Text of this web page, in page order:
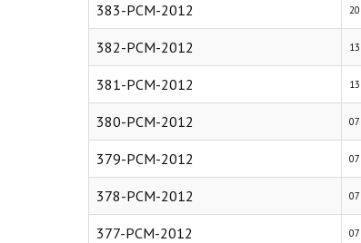
383-PCM-2012
382-PCM-2012
381-PCM-2012
380-PCM-2012
379-PCM-2012
378-PCM-2012
377-PCM-2012